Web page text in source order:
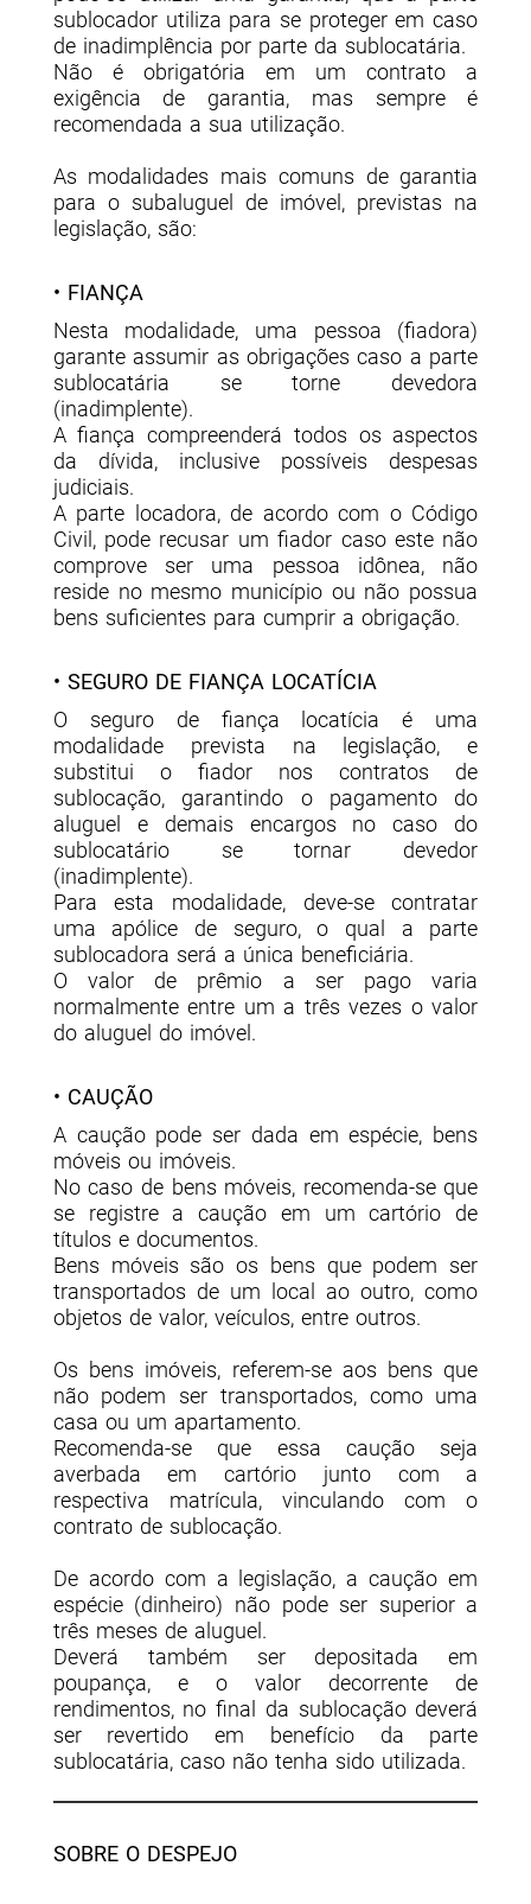
sublocador utiliza para se proteger em caso
de inadimplência por parte da sublocatária.
Não é obrigatória em um contrato a
exigência de garantia, mas sempre é
recomendada a sua utilização.
As modalidades mais comuns de garantia
para o subaluguel de imóvel, previstas na
legislação, são:
• FIANÇA
Nesta modalidade, uma pessoa (fiadora)
garante assumir as obrigações caso a parte
sublocatária se torne devedora
(inadimplente).
A fiança compreenderá todos os aspectos
da dívida, inclusive possíveis despesas
judiciais.
A parte locadora, de acordo com o Código
Civil, pode recusar um fiador caso este não
comprove ser uma pessoa idônea, não
reside no mesmo município ou não possua
bens suficientes para cumprir a obrigação.
• SEGURO DE FIANÇA LOCATÍCIA
O seguro de fiança locatícia é uma
modalidade prevista na legislação, e
substitui o fiador nos contratos de
sublocação, garantindo o pagamento do
aluguel e demais encargos no caso do
sublocatário se tornar devedor
(inadimplente).
Para esta modalidade, deve-se contratar
uma apólice de seguro, o qual a parte
sublocadora será a única beneficiária.
O valor de prêmio a ser pago varia
normalmente entre um a três vezes o valor
do aluguel do imóvel.
• CAUÇÃO
A caução pode ser dada em espécie, bens
móveis ou imóveis.
No caso de bens móveis, recomenda-se que
se registre a caução em um cartório de
títulos e documentos.
Bens móveis são os bens que podem ser
transportados de um local ao outro, como
objetos de valor, veículos, entre outros.
Os bens imóveis, referem-se aos bens que
não podem ser transportados, como uma
casa ou um apartamento.
Recomenda-se que essa caução seja
averbada em cartório junto com a
respectiva matrícula, vinculando com o
contrato de sublocação.
De acordo com a legislação, a caução em
espécie (dinheiro) não pode ser superior a
três meses de aluguel.
Deverá também ser depositada em
poupança, e o valor decorrente de
rendimentos, no final da sublocação deverá
ser revertido em benefício da parte
sublocatária, caso não tenha sido utilizada.
SOBRE O DESPEJO